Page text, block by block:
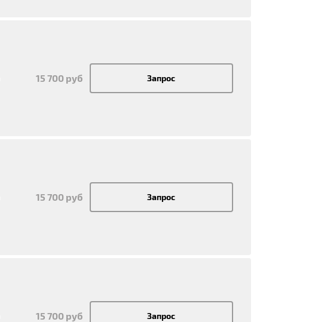
15 700 руб Запрос
15 700 руб Запрос
15 700 руб Запрос